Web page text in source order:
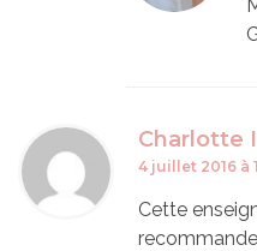
Charlotte
4 juillet 2016 à
Cette